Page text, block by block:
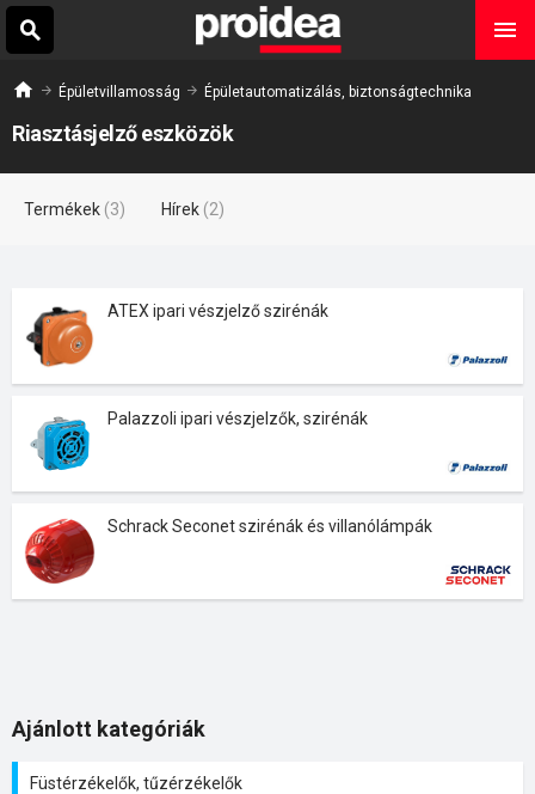
Épületvillamosság Épületautomatizálás, biztonságtechnika
Riasztásjelző eszközök
Termékek (3) Hírek (2)
ATEX ipari vészjelző szirénák
Palazzoli ipari vészjelzők, szirénák
Schrack Seconet szirénák és villanólámpák
Ajánlott kategóriák
Füstérzékelők, tűzérzékelők